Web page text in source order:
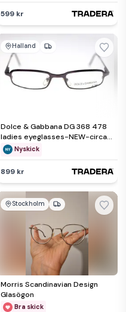
599 kr
Halland
Dolce & Gabbana DG 368 478
ladies eyeglasses-NEW-circa
2000s (Weight: 22g)
Nyskick
899 kr
Stockholm
Morris Scandinavian Design
Glasögon
Bra skick